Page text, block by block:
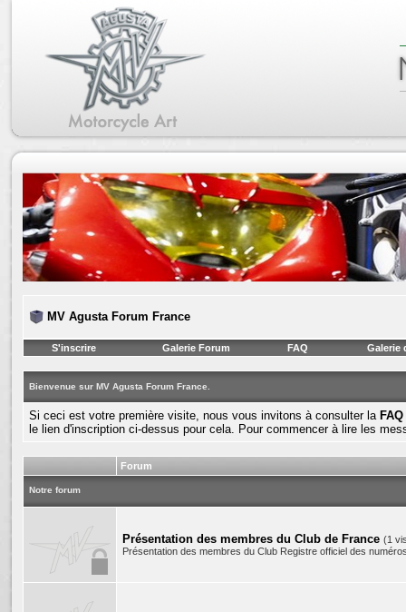
MV Agusta Forum France
S'inscrire Galerie Forum FAQ Galerie
Bienvenue sur MV Agusta Forum France.
Si ceci est votre première visite, nous vous invitons à consulter la FAQ
le lien d'inscription ci-dessus pour cela. Pour commencer à lire les
Forum
Notre forum
Présentation des membres du Club de France (1
Présentation des membres du Club Registre officiel des